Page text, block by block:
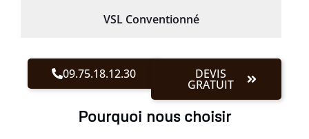
VSL Conventionné
09.75.18.12.30 DEVIS
GRATUIT
Pourquoi nous choisir